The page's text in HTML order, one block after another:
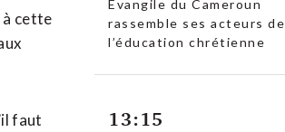
à cette
faut
Évangile du Cameroun
rassemble ses acteurs de
l’éducation chrétienne
13:15